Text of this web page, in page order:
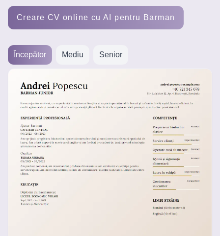
Creează
Creare CV online cu AI pentru Barman
Începător Mediu Senior